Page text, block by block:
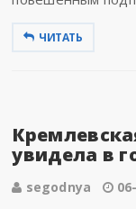
ЧИТАТЬ
увидела в
segodnya